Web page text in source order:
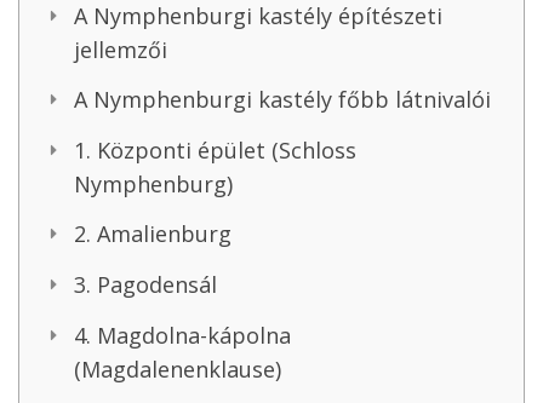
A Nymphenburgi kastély építészeti
jellemzői
A Nymphenburgi kastély főbb látnivalói
1. Központi épület (Schloss
Nymphenburg)
2. Amalienburg
3. Pagodensál
4. Magdolna-kápolna
(Magdalenenklause)